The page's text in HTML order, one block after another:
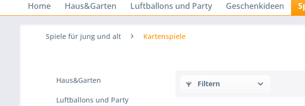
Home Haus&Garten Luftballons und Party Geschenkideen
Spiele für jung und alt Kartenspiele
Haus&Garten
Luftballons und Party
Filtern